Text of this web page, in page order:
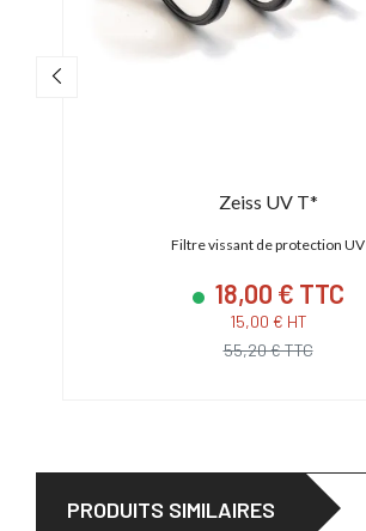
Zeiss UV T*
Filtre vissant de protection UV
18,00 € TTC
15,00 € HT
55,20 € TTC
PRODUITS SIMILAIRES